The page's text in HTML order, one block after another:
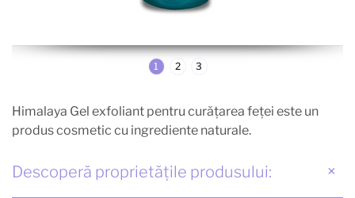
1 2 3
Himalaya Gel exfoliant pentru curăţarea feţei este un
produs cosmetic cu ingrediente naturale.
Descoperă proprietățile produsului: